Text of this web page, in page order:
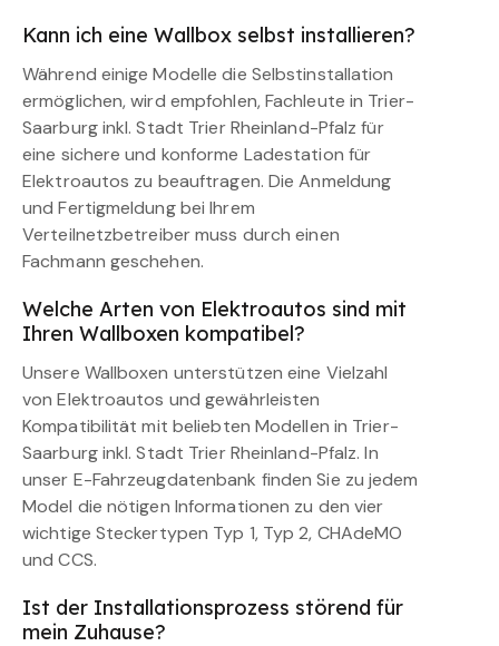
Kann ich eine Wallbox selbst installieren?
Während einige Modelle die Selbstinstallation
ermöglichen, wird empfohlen, Fachleute in Trier-
Saarburg inkl. Stadt Trier Rheinland-Pfalz für
eine sichere und konforme Ladestation für
Elektroautos zu beauftragen. Die Anmeldung
und Fertigmeldung bei Ihrem
Verteilnetzbetreiber muss durch einen
Fachmann geschehen.
Welche Arten von Elektroautos sind mit
Ihren Wallboxen kompatibel?
Unsere Wallboxen unterstützen eine Vielzahl
von Elektroautos und gewährleisten
Kompatibilität mit beliebten Modellen in Trier-
Saarburg inkl. Stadt Trier Rheinland-Pfalz. In
unser E-Fahrzeugdatenbank finden Sie zu jedem
Model die nötigen Informationen zu den vier
wichtige Steckertypen Typ 1, Typ 2, CHAdeMO
und CCS.
Ist der Installationsprozess störend für
mein Zuhause?